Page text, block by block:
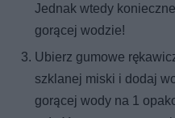
Jednak wtedy
gorącej wodzie!
Ubierz gumowe
szklanej miski i dodaj
gorącej wody na 1